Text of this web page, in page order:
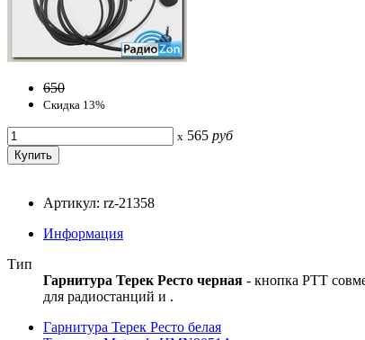
650
Скидка 13%
x 565 руб
Артикул: rz-21358
Информация
Тип
Гарнитура Терек Ресто черная - кнопка РТТ
для радиостанций и .
Гарнитура Терек Ресто белая